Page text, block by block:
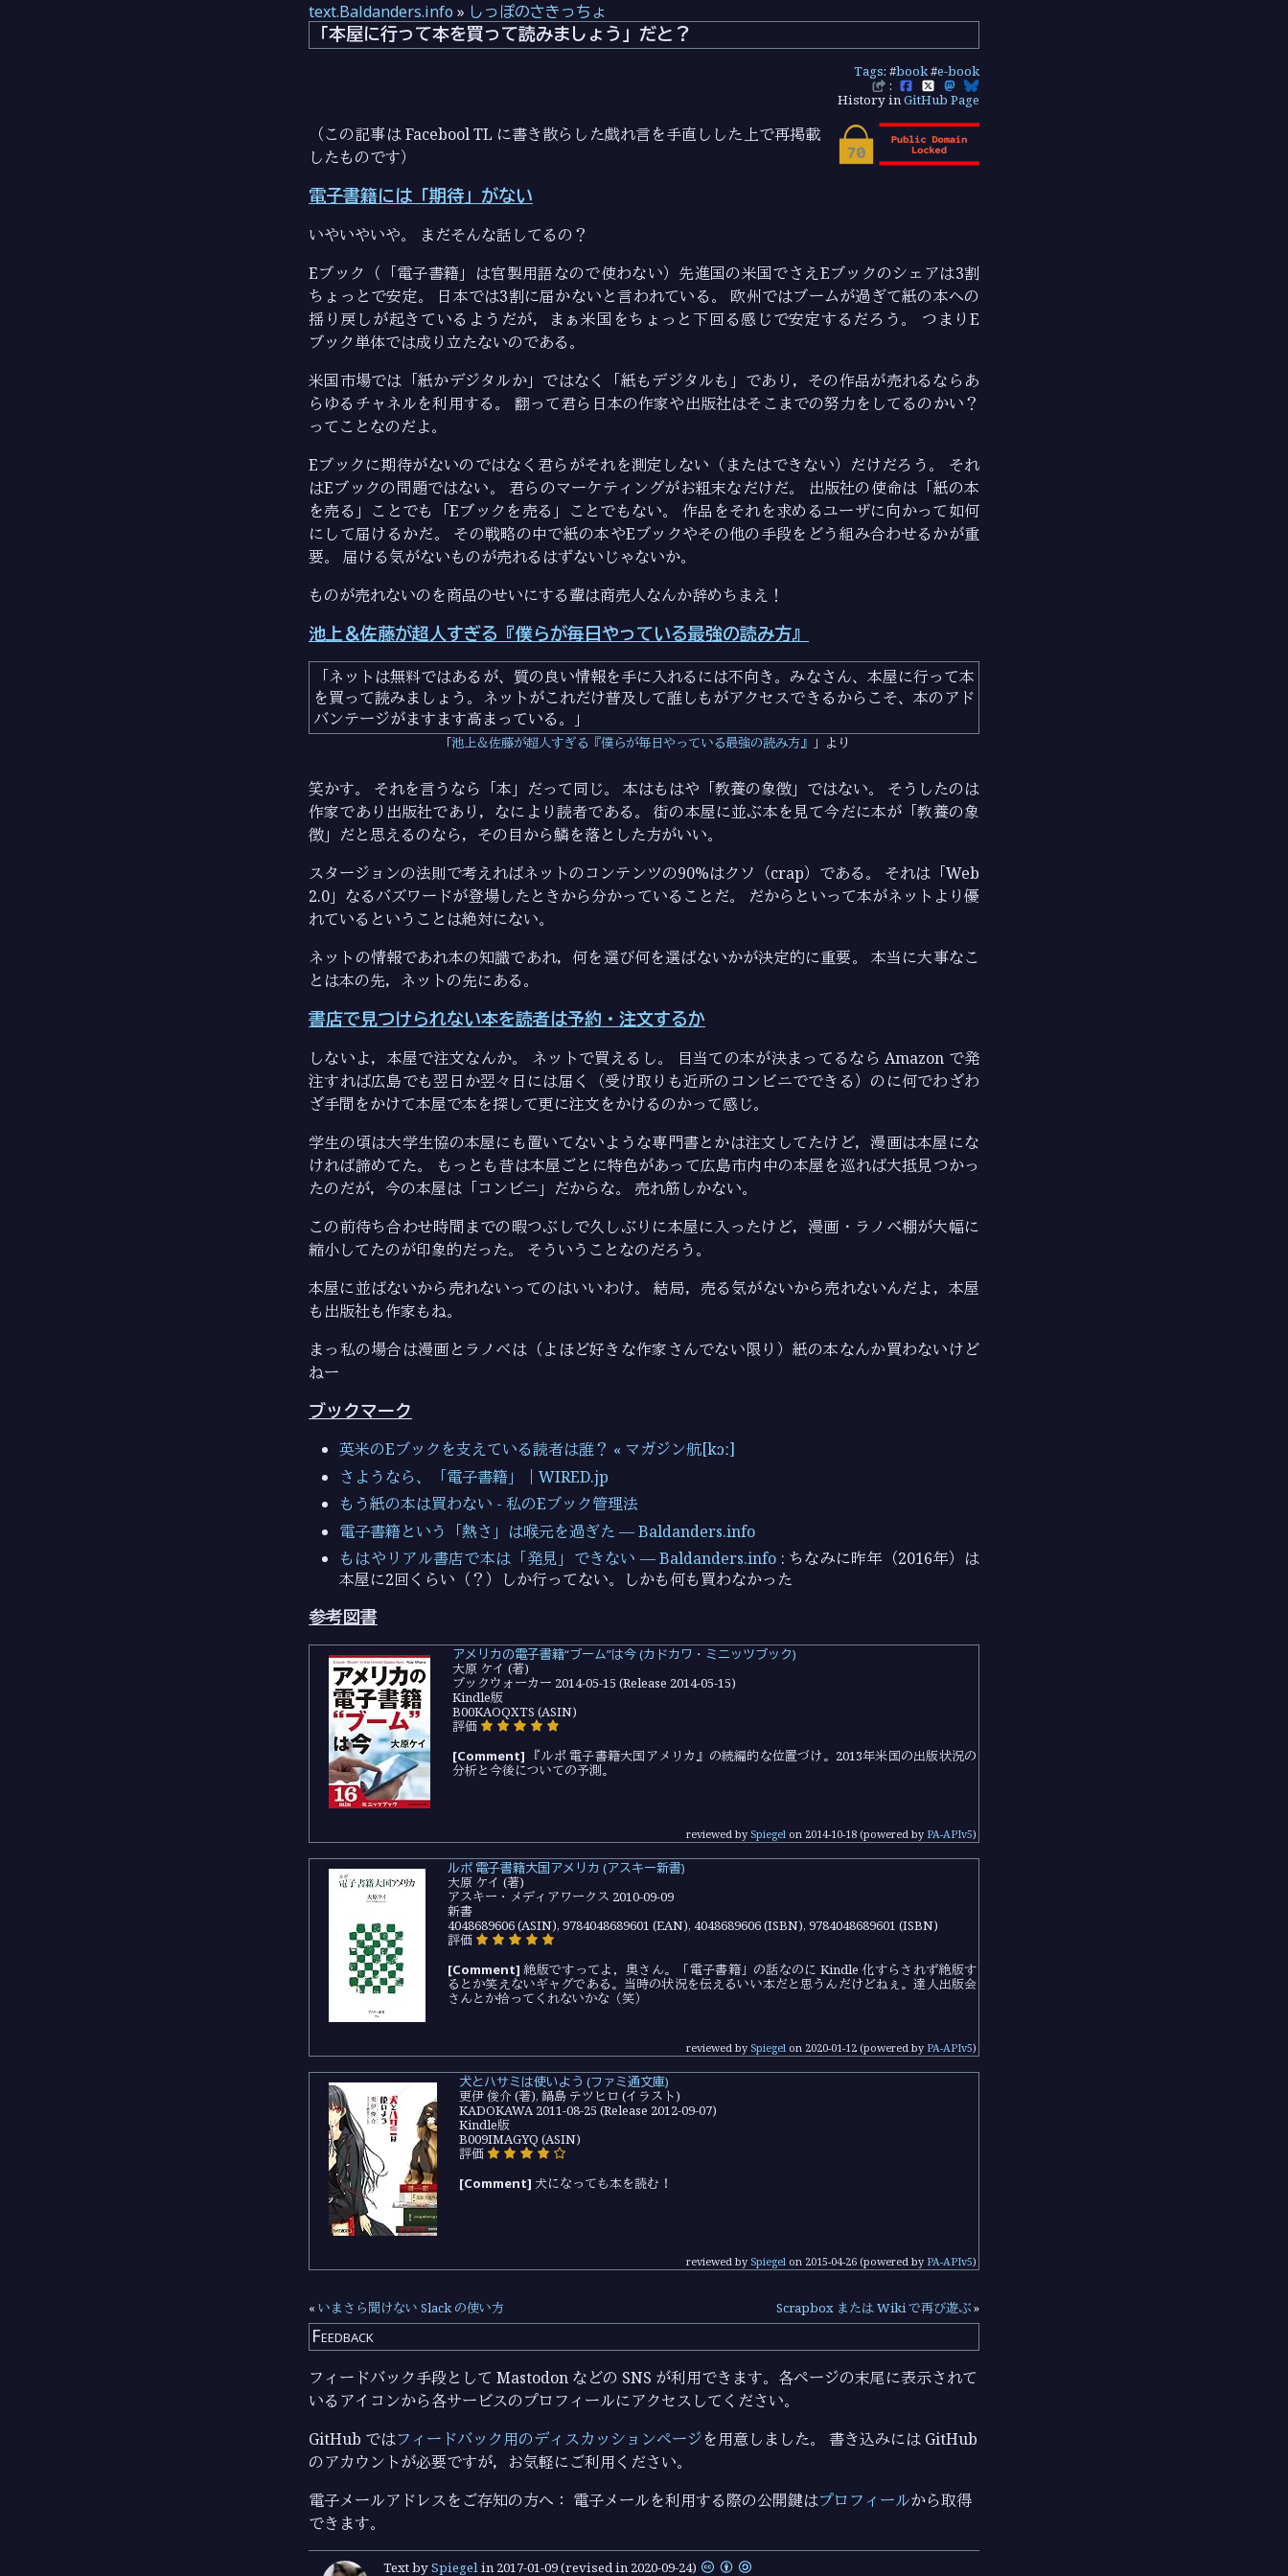
text.Baldanders.info » しっぽのさきっちょ
「本屋に行って本を買って読みましょう」だと？
Tags: #book#e-book
:
History inGitHub Page
（この記事は Facebool TL に書き散らした戯れ言を手直しした上で再掲載
したものです）
電子書籍には「期待」がない
いやいやいや。 まだそんな話してるの？
Eブック（「電子書籍」は官製用語なので使わない）先進国の米国でさえEブックのシェアは3割
ちょっとで安定。 日本では3割に届かないと言われている。 欧州ではブームが過ぎて紙の本への
揺り戻しが起きているようだが，まぁ米国をちょっと下回る感じで安定するだろう。 つまりE
ブック単体では成り立たないのである。
米国市場では「紙かデジタルか」ではなく「紙もデジタルも」であり，その作品が売れるならあ
らゆるチャネルを利用する。 翻って君ら日本の作家や出版社はそこまでの努力をしてるのかい？
ってことなのだよ。
Eブックに期待がないのではなく君らがそれを測定しない（またはできない）だけだろう。 それ
はEブックの問題ではない。 君らのマーケティングがお粗末なだけだ。 出版社の使命は「紙の本
を売る」ことでも「Eブックを売る」ことでもない。 作品をそれを求めるユーザに向かって如何
にして届けるかだ。 その戦略の中で紙の本やEブックやその他の手段をどう組み合わせるかが重
要。 届ける気がないものが売れるはずないじゃないか。
ものが売れないのを商品のせいにする輩は商売人なんか辞めちまえ！
池上＆佐藤が超人すぎる『僕らが毎日やっている最強の読み方』
ネットは無料ではあるが、質の良い情報を手に入れるには不向き。みなさん、本屋に行って本
を買って読みましょう。ネットがこれだけ普及して誰しもがアクセスできるからこそ、本のアド
バンテージがますます高まっている。
池上＆佐藤が超人すぎる『僕らが毎日やっている最強の読み方』 より
笑かす。 それを言うなら「本」だって同じ。 本はもはや「教養の象徴」ではない。 そうしたのは
作家であり出版社であり，なにより読者である。 街の本屋に並ぶ本を見て今だに本が「教養の象
徴」だと思えるのなら，その目から鱗を落とした方がいい。
スタージョンの法則で考えればネットのコンテンツの90%はクソ（crap）である。 それは「Web
2.0」なるバズワードが登場したときから分かっていることだ。 だからといって本がネットより優
れているということは絶対にない。
ネットの情報であれ本の知識であれ，何を選び何を選ばないかが決定的に重要。 本当に大事なこ
とは本の先，ネットの先にある。
書店で見つけられない本を読者は予約・注文するか
しないよ，本屋で注文なんか。 ネットで買えるし。 目当ての本が決まってるなら Amazon で発
注すれば広島でも翌日か翌々日には届く（受け取りも近所のコンビニでできる）のに何でわざわ
ざ手間をかけて本屋で本を探して更に注文をかけるのかって感じ。
学生の頃は大学生協の本屋にも置いてないような専門書とかは注文してたけど，漫画は本屋にな
ければ諦めてた。 もっとも昔は本屋ごとに特色があって広島市内中の本屋を巡れば大抵見つかっ
たのだが，今の本屋は「コンビニ」だからな。 売れ筋しかない。
この前待ち合わせ時間までの暇つぶしで久しぶりに本屋に入ったけど，漫画・ラノベ棚が大幅に
縮小してたのが印象的だった。 そういうことなのだろう。
本屋に並ばないから売れないってのはいいわけ。 結局，売る気がないから売れないんだよ，本屋
も出版社も作家もね。
まっ私の場合は漫画とラノベは（よほど好きな作家さんでない限り）紙の本なんか買わないけど
ねー
ブックマーク
英米のEブックを支えている読者は誰？ « マガジン航[kɔː]
さようなら、「電子書籍」｜WIRED.jp
もう紙の本は買わない - 私のEブック管理法
電子書籍という「熱さ」は喉元を過ぎた — Baldanders.info
もはやリアル書店で本は「発見」できない — Baldanders.info : ちなみに昨年（2016年）は
本屋に2回くらい（？）しか行ってない。しかも何も買わなかった
参考図書
アメリカの電子書籍“ブーム”は今 (カドカワ・ミニッツブック)
大原 ケイ (著)
ブックウォーカー 2014-05-15 (Release 2014-05-15)
Kindle版
B00KAOQXTS (ASIN)
評価
[Comment] 『ルポ 電子書籍大国アメリカ』の続編的な位置づけ。2013年米国の出版状況の
分析と今後についての予測。
reviewed by Spiegel on 2014-10-18 (powered by PA-APIv5)
ルポ 電子書籍大国アメリカ (アスキー新書)
大原 ケイ (著)
アスキー・メディアワークス 2010-09-09
新書
4048689606 (ASIN), 9784048689601 (EAN), 4048689606 (ISBN), 9784048689601 (ISBN)
評価
[Comment] 絶版ですってよ，奥さん。「電子書籍」の話なのに Kindle 化すらされず絶版す
るとか笑えないギャグである。当時の状況を伝えるいい本だと思うんだけどねぇ。達人出版会
さんとか拾ってくれないかな（笑）
reviewed by Spiegel on 2020-01-12 (powered by PA-APIv5)
犬とハサミは使いよう (ファミ通文庫)
更伊 俊介 (著), 鍋島 テツヒロ (イラスト)
KADOKAWA 2011-08-25 (Release 2012-09-07)
Kindle版
B009IMAGYQ (ASIN)
評価
[Comment] 犬になっても本を読む！
reviewed by Spiegel on 2015-04-26 (powered by PA-APIv5)
« いまさら聞けない Slack の使い方 Scrapbox または Wiki で再び遊ぶ»
Feedback
フィードバック手段として Mastodon などの SNS が利用できます。各ページの末尾に表示されて
いるアイコンから各サービスのプロフィールにアクセスしてください。
GitHub ではフィードバック用のディスカッションページを用意しました。 書き込みには GitHub
のアカウントが必要ですが，お気軽にご利用ください。
電子メールアドレスをご存知の方へ： 電子メールを利用する際の公開鍵はプロフィールから取得
できます。
Text bySpiegel in 2017-01-09(revised in 2020-09-24)